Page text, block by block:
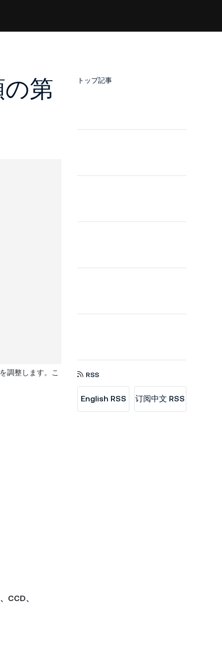
第
調整します。こ
CCD、
トップ記事
RSS
English RSS 订阅中文 RSS